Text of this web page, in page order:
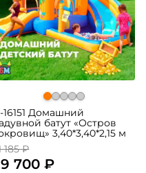
16151 Домашний
батут «Остров
3,40*3,40*2,15 м
185 ₽
700 ₽